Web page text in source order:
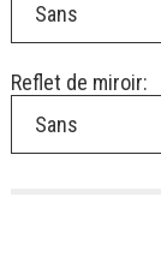
Sans
Reflet de miroir:
Sans